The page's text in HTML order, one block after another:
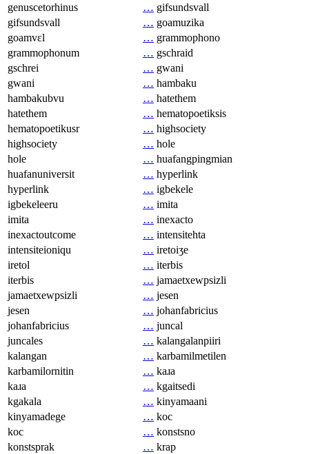
genuscetorhinus
… gifsundsvall
gifsundsvall
… goamuzika
goamvɛl
… grammophono
grammophonum
… gschraid
gschrei
… gwani
gwani
… hambaku
hambakubvu
… hatethem
hatethem
… hematopoetiksis
hematopoetikusr
… highsociety
highsociety
… hole
hole
… huafangpingmian
huafanuniversit
… hyperlink
hyperlink
… igbekele
igbekeleeru
… imita
imita
… inexacto
inexactoutcome
… intensitehta
intensiteioniqu
… iretoiʒe
iretol
… iterbis
iterbis
… jamaetxewpsizli
jamaetxewpsizli
… jesen
jesen
… johanfabricius
johanfabricius
… juncal
juncales
… kalangalanpiiri
kalangan
… karbamilmetilen
karbamilornitin
… kaɹa
kaɹa
… kgaitsedi
kgakala
… kinyamaani
kinyamadege
… koc
koc
… konstsno
konstsprak
… krap